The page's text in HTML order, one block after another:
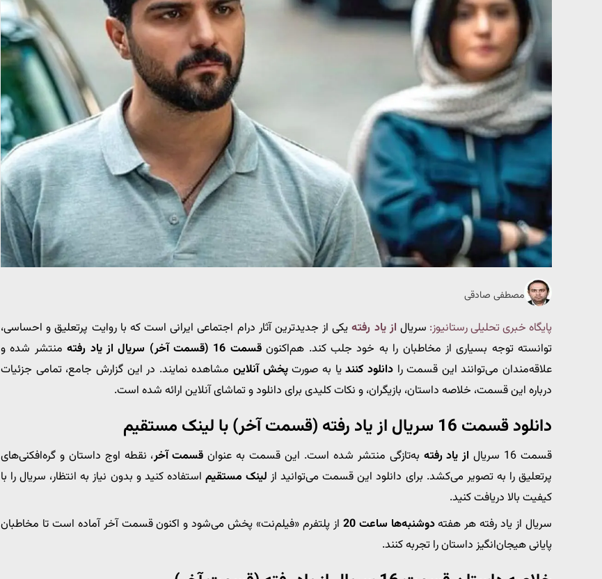
مصطفی صادقی
پایگاه خبری تحلیلی رستانیوز: سریال از یاد رفتهیکی از جدیدترین آثار درام اجتماعی ایرانی است که با روایت پرتعلیق و احساسی،
توانسته توجه بسیاری از مخاطبان را به خود جلب کند. هم‌اکنونقسمت 16 (قسمت آخر) سریال از یاد رفته
منتشر شده و
علاقه‌مندان می‌توانند این قسمت رادانلود کنندیا به صورتپخش آنلاینمشاهده نمایند. در این گزارش جامع، تمامی جزئیات
درباره این قسمت، خلاصه داستان، بازیگران، و نکات کلیدی برای دانلود و تماشای آنلاین ارائه شده است.
دانلود قسمت 16 سریال از یاد رفته (قسمت آخر) با لینک مستقیم
قسمت 16 سریال از یاد رفته به‌تازگی منتشر شده است. این قسمت به عنوان قسمت آخر، نقطه اوج داستان و گره‌افکنی‌های
پرتعلیق را به تصویر می‌کشد. برای دانلود این قسمت می‌توانید از لینک مستقیم استفاده کنید و بدون نیاز به انتظار، سریال را با
کیفیت بالا دریافت کنید.
سریال از یاد رفته هر هفتهدو‌شنبه‌ها ساعت 20
از پلتفرم «فیلم‌نت» پخش می‌شود و اکنون قسمت آخر آماده است تا مخاطبان
پایانی هیجان‌انگیز داستان را تجربه کنند.